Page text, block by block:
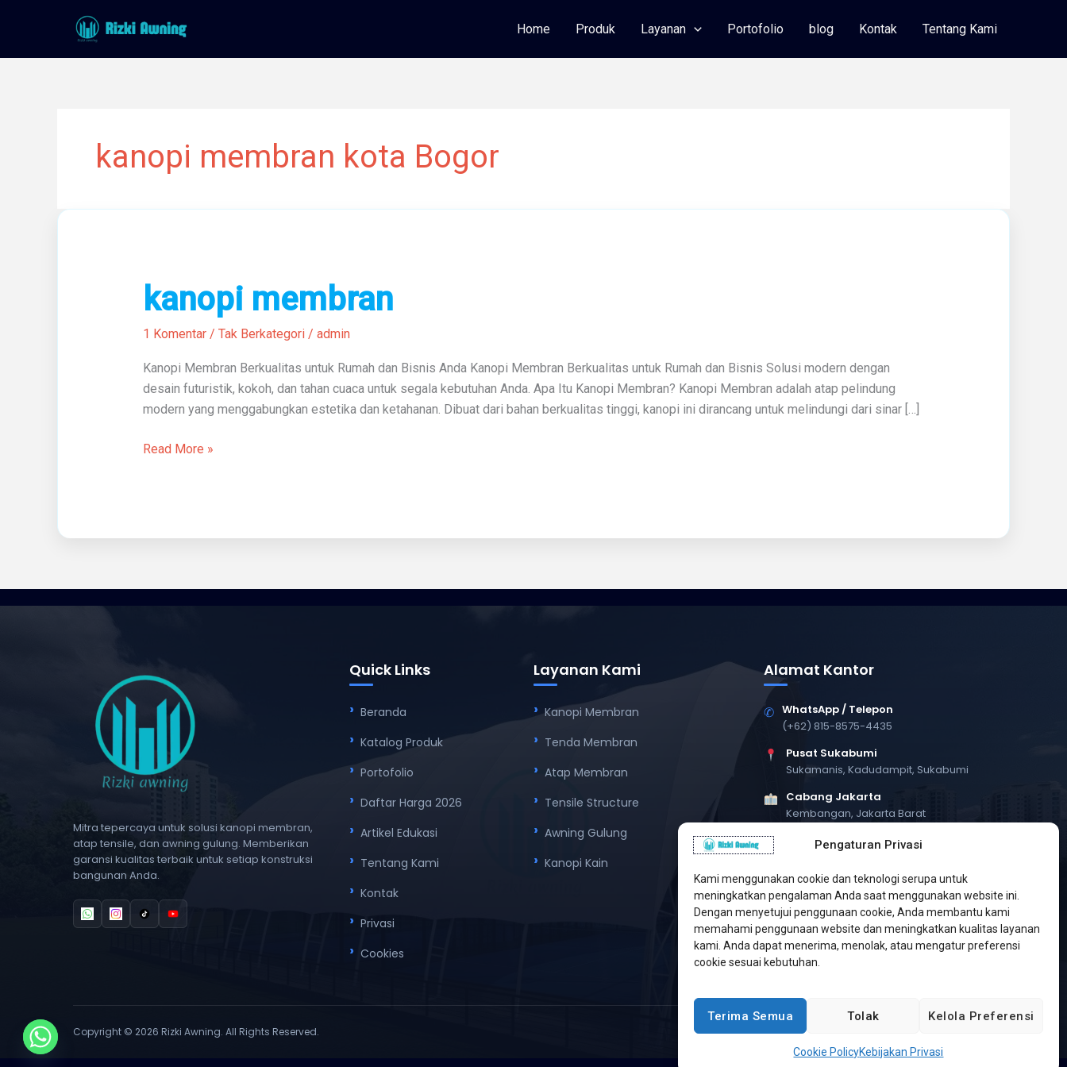
Pengaturan Privasi
Kami menggunakan cookie dan teknologi serupa untuk
meningkatkan pengalaman Anda saat menggunakan website ini.
Dengan menyetujui penggunaan cookie, Anda membantu kami
memahami penggunaan website dan meningkatkan kualitas layanan
kami. Anda dapat menerima, menolak, atau mengatur preferensi
cookie sesuai kebutuhan.
Terima Semua Tolak Kelola Preferensi
Cookie PolicyKebijakan Privasi
Home Produk Layanan Portofolio blog Kontak Tentang Kami
kanopi membran kota Bogor
kanopi membran
1 Komentar / Tak Berkategori/ admin
Kanopi Membran Berkualitas untuk Rumah dan Bisnis Anda Kanopi Membran Berkualitas untuk Rumah dan Bisnis Solusi modern dengan
desain futuristik, kokoh, dan tahan cuaca untuk segala kebutuhan Anda. Apa Itu Kanopi Membran? Kanopi Membran adalah atap pelindung
modern yang menggabungkan estetika dan ketahanan. Dibuat dari bahan berkualitas tinggi, kanopi ini dirancang untuk melindungi dari sinar […]
kanopi
membran
Read More »
Mitra tepercaya untuk solusi kanopi membran,
atap tensile, dan awning gulung. Memberikan
garansi kualitas terbaik untuk setiap konstruksi
bangunan Anda.
Quick Links
Beranda
Katalog Produk
Portofolio
Daftar Harga 2026
Artikel Edukasi
Tentang Kami
Kontak
Privasi
Cookies
Layanan Kami
Kanopi Membran
Tenda Membran
Atap Membran
Tensile Structure
Awning Gulung
Kanopi Kain
Alamat Kantor
✆ WhatsApp / Telepon
(+62) 815-8575-4435
Pusat Sukabumi
Sukamanis, Kadudampit, Sukabumi
Cabang Jakarta
Kembangan, Jakarta Barat
Workshop Bintaro
Copyright © 2026 Rizki Awning. All Rights Reserved.